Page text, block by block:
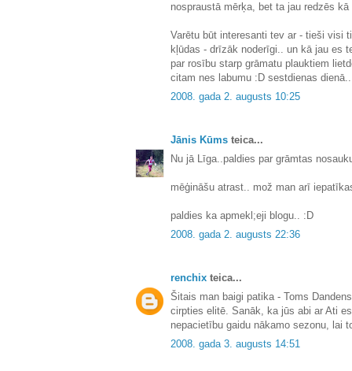
nospraustā mērķa, bet ta jau redzēs kā
Varētu būt interesanti tev ar - tieši visi
kļūdas - drīzāk noderīgi.. un kā jau es
par rosību starp grāmatu plauktiem
citam nes labumu :D sestdienas
2008. gada 2. augusts 10:25
Jānis Kūms teica...
Nu jā Līga..paldies par grāmtas
mēģināšu atrast.. mož man arī
paldies ka apmekl;eji blogu.. :D
2008. gada 2. augusts 22:36
renchix teica...
Šitais man baigi patika - Toms
cirpties elitē. Sanāk, ka jūs abi ar Ati
nepacietību gaidu nākamo sezonu, lai
2008. gada 3. augusts 14:51